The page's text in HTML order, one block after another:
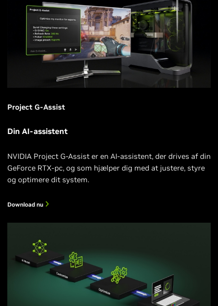
Project G-Assist
Din AI-assistent
NVIDIA Project G-Assist er en AI-assistent, der drives af din
GeForce RTX-pc, og som hjælper dig med at justere, styre
og optimere dit system.
Download nu